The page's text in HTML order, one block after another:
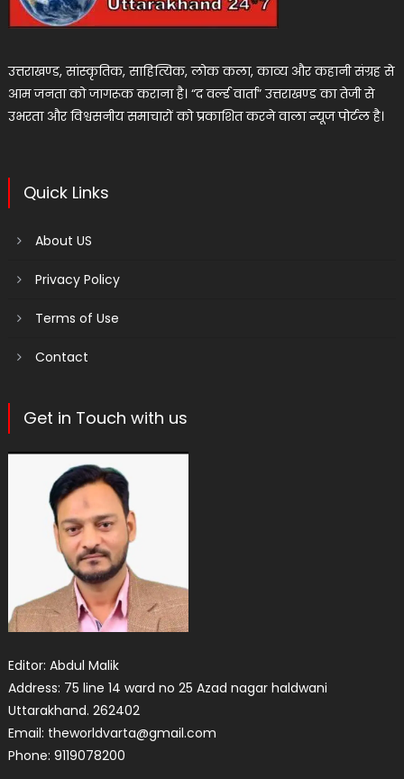
उत्तराखण्ड, सांस्कृतिक, साहित्यिक, लोक कला, काव्य और कहानी संग्रह से
आम जनता को जागरूक कराना है। “द वर्ल्ड वार्ता” उत्तराखण्ड का तेजी से
उभरता और विश्वसनीय समाचारों को प्रकाशित करने वाला न्यूज पोर्टल है।
Quick Links
About US
Privacy Policy
Terms of Use
Contact
Get in Touch with us
Editor: Abdul Malik
Address: 75 line 14 ward no 25 Azad nagar haldwani
Uttarakhand. 262402
Email: theworldvarta@gmail.com
Phone: 9119078200